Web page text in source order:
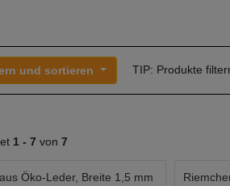
und sortieren TIP: Produkte
1 - 7 von 7
Öko-Leder, Breite 1,5 mm